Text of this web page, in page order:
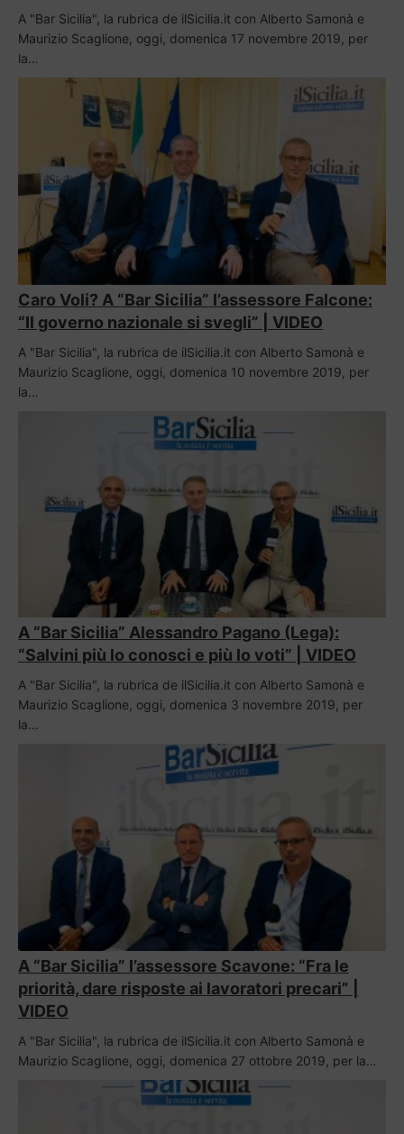
A "Bar Sicilia", la rubrica de ilSicilia.it con Alberto Samonà e
Maurizio Scaglione, oggi, domenica 17 novembre 2019, per
la…
Caro Voli? A “Bar Sicilia” l’assessore Falcone:
“Il governo nazionale si svegli” | VIDEO
A "Bar Sicilia", la rubrica de ilSicilia.it con Alberto Samonà e
Maurizio Scaglione, oggi, domenica 10 novembre 2019, per
la…
A “Bar Sicilia” Alessandro Pagano (Lega):
“Salvini più lo conosci e più lo voti” | VIDEO
A "Bar Sicilia", la rubrica de ilSicilia.it con Alberto Samonà e
Maurizio Scaglione, oggi, domenica 3 novembre 2019, per
la…
A “Bar Sicilia” l’assessore Scavone: “Fra le
priorità, dare risposte ai lavoratori precari” |
VIDEO
A "Bar Sicilia", la rubrica de ilSicilia.it con Alberto Samonà e
Maurizio Scaglione, oggi, domenica 27 ottobre 2019, per la…